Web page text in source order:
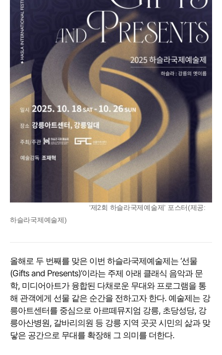
‘제2회 하슬라국제예술제’ 포스터(제공:
하슬라국제예술제)
올해로 두 번째를 맞은 이번 하슬라국제예술제는 ‘선물
(Gifts and Presents)’이라는 주제 아래 클래식 음악과 문
학, 미디어아트가 융합된 다채로운 무대와 프로그램을 통
해 관객에게 선물 같은 순간을 전하고자 한다. 예술제는 강
릉아트센터를 중심으로 아르떼뮤지엄 강릉, 초당성당, 강
릉아산병원, 갈바리의원 등 강릉 지역 곳곳 시민의 삶과 맞
닿은 공간으로 무대를 확장해 그 의미를 더한다.